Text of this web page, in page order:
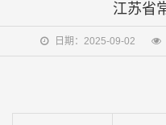
江苏省
日期：2025-09-02